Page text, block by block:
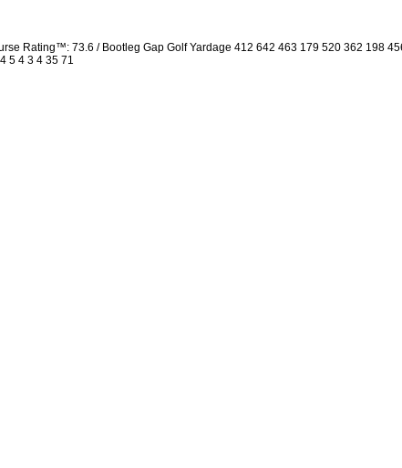
Rating™: 73.6 / Bootleg Gap Golf Yardage 412 642 463 179 520 362 198
5 4 3 4 35 71